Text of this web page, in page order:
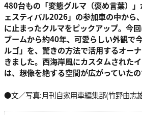
480台もの「変態グルマ（褒め言葉）
ェスティバル2026」の参加車の中から
に止まったクルマをピックアップ。今
ブームから約40年、可愛らしい外観で
ルゴ」を、驚きの方法で活用するオー
きました。西海岸風にカスタムされた
は、想像を絶する空間が広がっていた
●文／写真:月刊自家用車編集部(竹野由志